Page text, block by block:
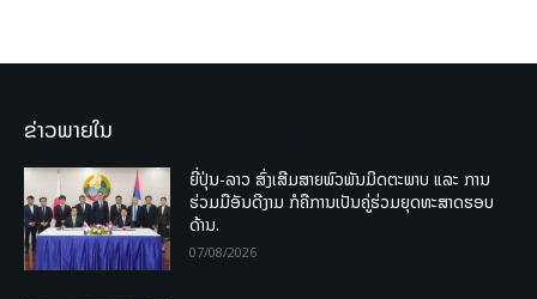
ຂ່າວພາຍໃນ
ຍີ່ປຸ່ນ-ລາວ ສົ່ງເສີມສາຍພົວພັນມິດຕະພາບ ແລະ ການ
ຮ່ວມມືອັນດີງາມ ກໍຄືການເປັນຄູ່ຮ່ວມຍຸດທະສາດຮອບ
ດ້ານ.
07/08/2026